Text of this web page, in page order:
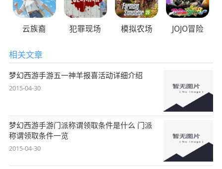
云族裔 犯罪现场 模拟农场 JOJO冒险
相关文章
梦幻西游手游五一神羊报喜活动详细介绍
2015-04-30
梦幻西游手游门派称谓领取条件是什么 门派
称谓领取条件一览
2015-04-30